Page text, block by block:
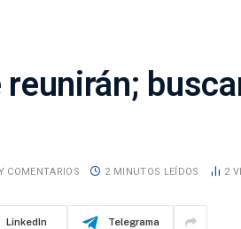
COMENTARIOS 2 MINUTOS LEÍDOS 2
LinkedIn Telegrama